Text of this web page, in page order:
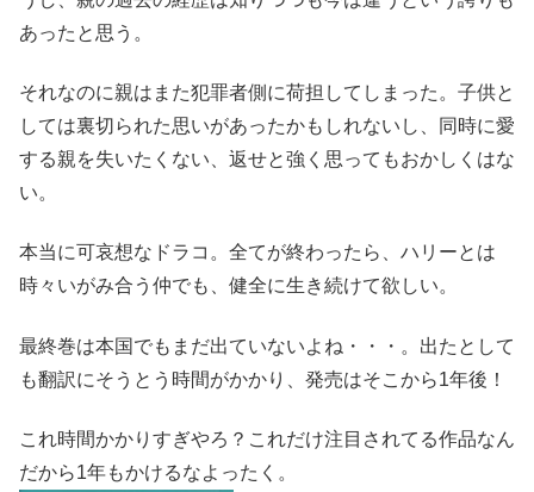
あったと思う。
それなのに親はまた犯罪者側に荷担してしまった。子供と
しては裏切られた思いがあったかもしれないし、同時に愛
する親を失いたくない、返せと強く思ってもおかしくはな
い。
本当に可哀想なドラコ。全てが終わったら、ハリーとは
時々いがみ合う仲でも、健全に生き続けて欲しい。
最終巻は本国でもまだ出ていないよね・・・。出たとして
も翻訳にそうとう時間がかかり、発売はそこから1年後！
これ時間かかりすぎやろ？これだけ注目されてる作品なん
だから1年もかけるなよったく。